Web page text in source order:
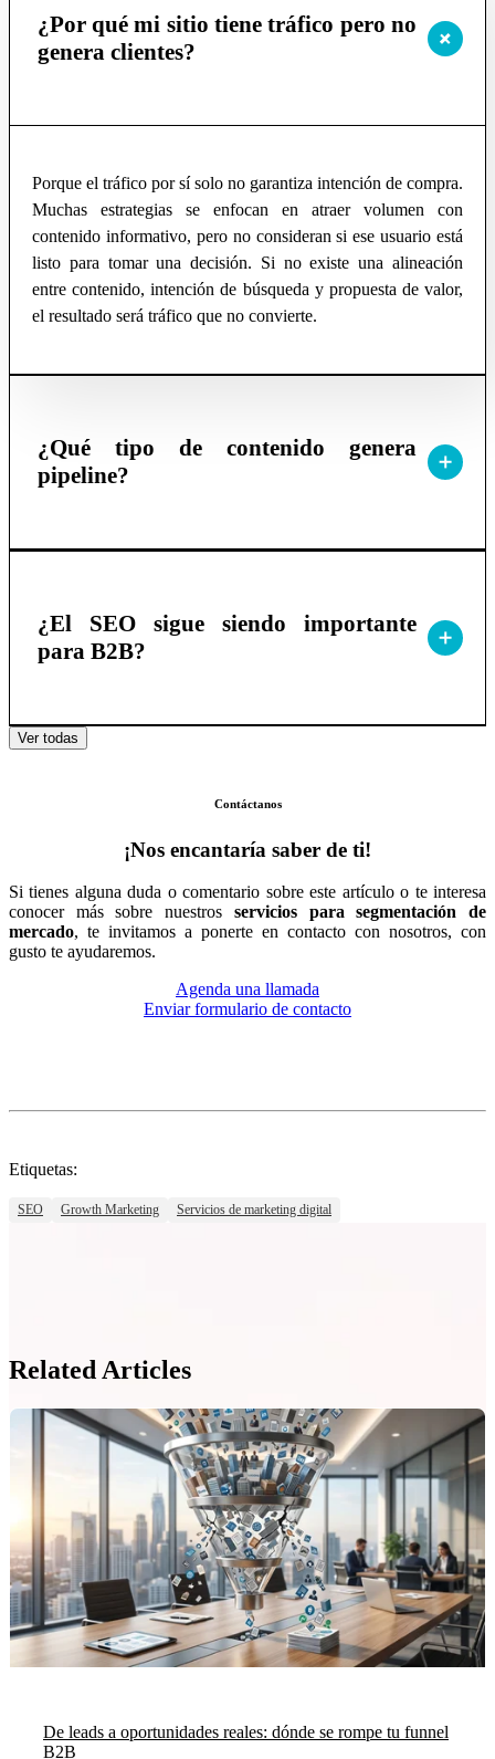
¿Por qué mi sitio tiene tráfico pero no
genera clientes?
Porque el tráfico por sí solo no garantiza intención de compra.
Muchas estrategias se enfocan en atraer volumen con
contenido informativo, pero no consideran si ese usuario está
listo para tomar una decisión. Si no existe una alineación
entre contenido, intención de búsqueda y propuesta de valor,
el resultado será tráfico que no convierte.
¿Qué tipo de contenido genera
pipeline?
¿El SEO sigue siendo importante
para B2B?
Ver todas
Contáctanos
¡Nos encantaría saber de ti!
Si tienes alguna duda o comentario sobre este artículo o te interesa
conocer más sobre nuestros servicios para segmentación de
mercado, te invitamos a ponerte en contacto con nosotros, con
gusto te ayudaremos.
Agenda una llamada
Enviar formulario de contacto
Etiquetas:
SEO Growth Marketing Servicios de marketing digital
Related Articles
De leads a oportunidades reales: dónde se rompe tu funnel
B2B